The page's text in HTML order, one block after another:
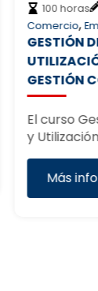
100 horas
Comercio, Empresa
GESTIÓN DE
UTILIZACIÓN
GESTIÓN
El curso
y Utilización de
Más